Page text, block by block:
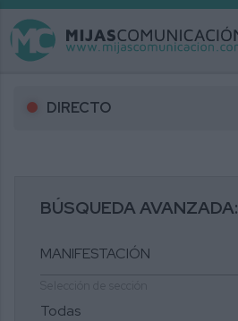
DIRECTO
BÚSQUEDA AVANZADA: